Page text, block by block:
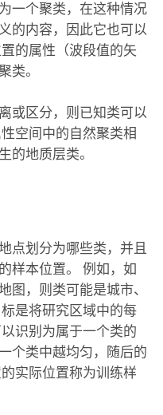
一个聚类，在这种情况
的内容，因此它也可以
的属性（波段值的矢
类。
或区分，则已知类可以
空间中的自然聚类相
的地质层类。
点划分为哪些类，并且
样本位置。 例如，如
图，则类可能是城市、
是将研究区域中的每
识别为属于一个类的
个类中越均匀，随后的
实际位置称为训练样